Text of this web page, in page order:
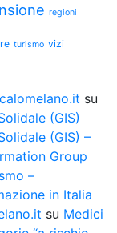
regioni
turismo vizi
su
(GIS)
(GIS) –
Group
–
in Italia
su Medici